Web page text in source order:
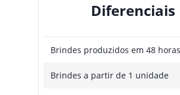
Diferenciais
Brindes produzidos em 48 horas
Brindes a partir de 1 unidade